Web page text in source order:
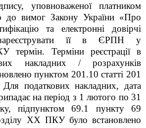
уповноваженої платником
до вимог Закону України «Про
та електронні довірчі
її в ЄРПН у
термін. Терміни реєстрації в
накладних / розрахунків
пунктом 201.10 статті 201
податкових накладних, дата
на період з 1 лютого по 31
підпунктом 69.1 пункту 69
XX ПКУ було встановлено